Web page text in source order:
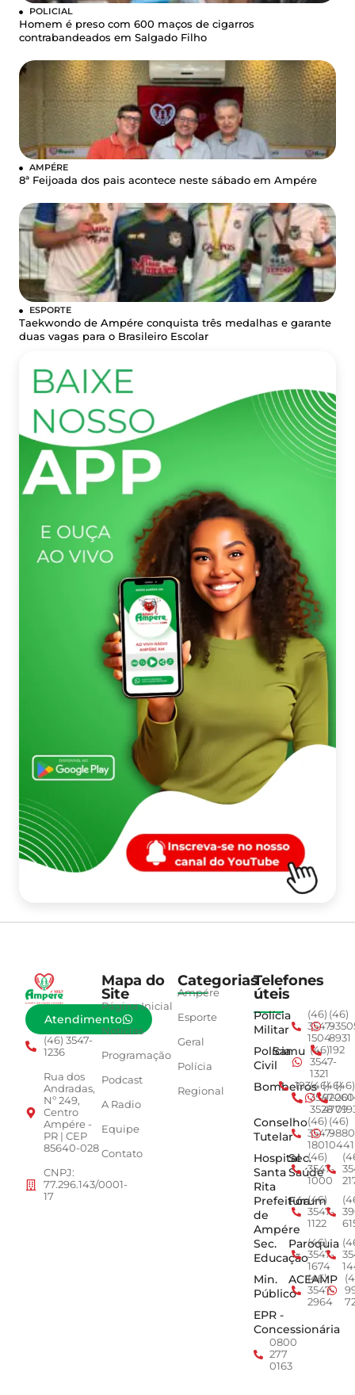
POLICIAL
Homem é preso com 600 maços de cigarros
contrabandeados em Salgado Filho
AMPÉRE
8ª Feijoada dos pais acontece neste sábado em Ampére
ESPORTE
Taekwondo de Ampére conquista três medalhas e garante
duas vagas para o Brasileiro Escolar
Atendimento
(46) 3547-
1236
Rua dos
Andradas,
Nº 249,
Centro
Ampére -
PR | CEP
85640-028
CNPJ:
77.296.143/0001-
17
Mapa do
Site
Página Inicial
Notícias
Programação
Podcast
A Radio
Equipe
Contato
Categorias
Ampére
Esporte
Geral
Polícia
Regional
Telefones
úteis
Polícia
Militar
(46)
3547-
1504
(46)
8931
Polícia
Civil
Samu (46)
3547-
1321
192
Bombeiros
193(46)
3547-
3528
(46)
4779
(46)
Conselho
Tutelar
(46)
3547-
1801
(46)
0441
Hospital
Santa
Rita
Sec.
Saúde
(46)
3547-
1000
Prefeitura
de
Ampére
Fórum
(46)
3547-
1122
Sec.
Educação
Paroquia
(46)
3547-
1674
Min.
Público
ACEAMP
(46)
3547-
2964
EPR -
Concessionária
0800
277
0163